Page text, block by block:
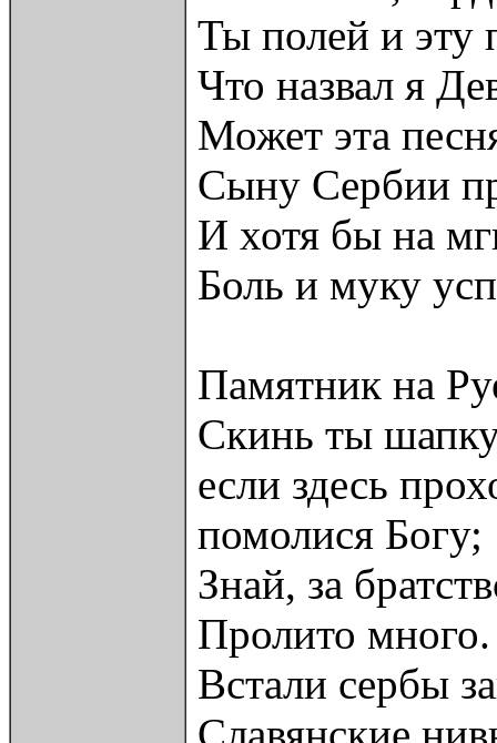
Ты полей и эту
Что назвал я
Может эта
Сыну Сербии
И хотя бы на
Боль и муку
Памятник на
Скинь ты
если здесь
помолися Богу;
Знай, за
Пролито много.
Встали сербы